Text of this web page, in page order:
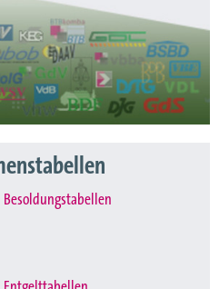
Besoldungstabellen